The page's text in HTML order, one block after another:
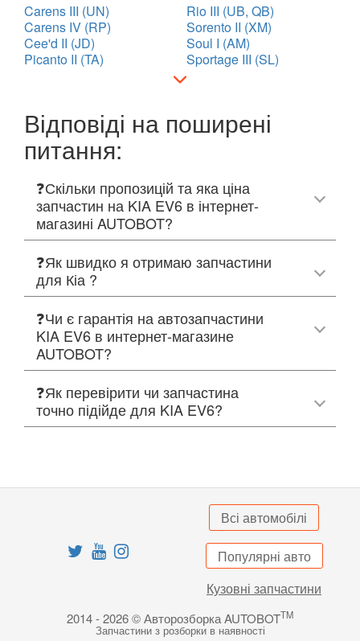
Carens III (UN)
Carens IV (RP)
Cee'd II (JD)
Picanto II (TA)
Rio III (UB, QB)
Sorento II (XM)
Soul I (AM)
Sportage III (SL)
Відповіді на поширені
питання:
❓Скільки пропозицій та яка ціна
запчастин на KIA EV6 в інтернет-
магазині AUTOBOT?
❓Як швидко я отримаю запчастини
для Кіа ?
❓Чи є гарантія на автозапчастини
KIA EV6 в интернет-магазине
AUTOBOT?
❓Як перевірити чи запчастина
точно підійде для KIA EV6?
Всі автомобілі
Популярні авто
Кузовні запчастини
2014 - 2026 © Авторозборка AUTOBOTTM
Запчастини з розборки в наявності